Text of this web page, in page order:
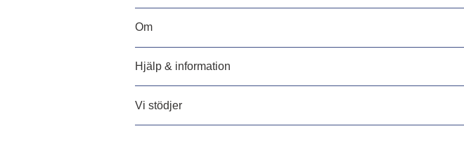
Om
Hjälp & information
Vi stödjer